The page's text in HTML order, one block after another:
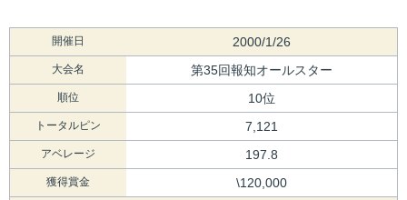
開催日 2000/1/26
大会名 第35回報知オールスター
順位 10位
トータルピン 7,121
アベレージ 197.8
獲得賞金 \120,000